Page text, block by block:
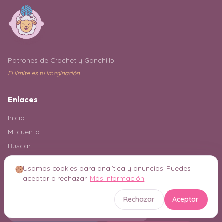
Patrones de Crochet y Ganchillo
El límite es tu imaginación
Enlaces
Inicio
Mi cuenta
Buscar
Explora todas las categorías
Usamos cookies para analítica y anuncios. Puedes
aceptar o rechazar. Más información
Rechazar Aceptar